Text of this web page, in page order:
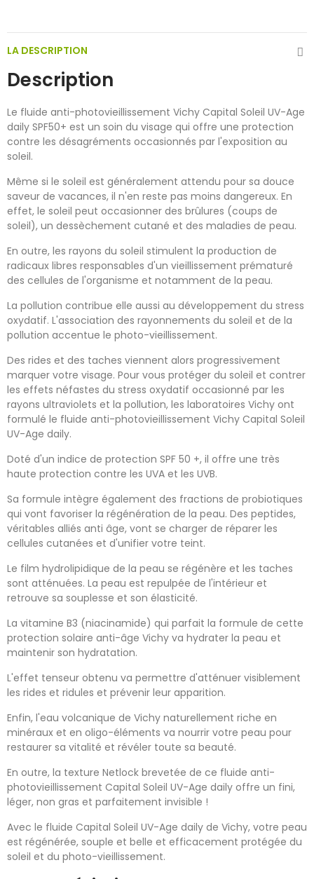
LA DESCRIPTION
Description
Le fluide anti-photovieillissement Vichy Capital Soleil UV-Age
daily SPF50+ est un soin du visage qui offre une protection
contre les désagréments occasionnés par l'exposition au
soleil.
Même si le soleil est généralement attendu pour sa douce
saveur de vacances, il n'en reste pas moins dangereux. En
effet, le soleil peut occasionner des brûlures (coups de
soleil), un dessèchement cutané et des maladies de peau.
En outre, les rayons du soleil stimulent la production de
radicaux libres responsables d'un vieillissement prématuré
des cellules de l'organisme et notamment de la peau.
La pollution contribue elle aussi au développement du stress
oxydatif. L'association des rayonnements du soleil et de la
pollution accentue le photo-vieillissement.
Des rides et des taches viennent alors progressivement
marquer votre visage. Pour vous protéger du soleil et contrer
les effets néfastes du stress oxydatif occasionné par les
rayons ultraviolets et la pollution, les laboratoires Vichy ont
formulé le fluide anti-photovieillissement Vichy Capital Soleil
UV-Age daily.
Doté d'un indice de protection SPF 50 +, il offre une très
haute protection contre les UVA et les UVB.
Sa formule intègre également des fractions de probiotiques
qui vont favoriser la régénération de la peau. Des peptides,
véritables alliés anti âge, vont se charger de réparer les
cellules cutanées et d'unifier votre teint.
Le film hydrolipidique de la peau se régénère et les taches
sont atténuées. La peau est repulpée de l'intérieur et
retrouve sa souplesse et son élasticité.
La vitamine B3 (niacinamide) qui parfait la formule de cette
protection solaire anti-âge Vichy va hydrater la peau et
maintenir son hydratation.
L'effet tenseur obtenu va permettre d'atténuer visiblement
les rides et ridules et prévenir leur apparition.
Enfin, l'eau volcanique de Vichy naturellement riche en
minéraux et en oligo-éléments va nourrir votre peau pour
restaurer sa vitalité et révéler toute sa beauté.
En outre, la texture Netlock brevetée de ce fluide anti-
photovieillissement Capital Soleil UV-Age daily offre un fini,
léger, non gras et parfaitement invisible !
Avec le fluide Capital Soleil UV-Age daily de Vichy, votre peau
est régénérée, souple et belle et efficacement protégée du
soleil et du photo-vieillissement.